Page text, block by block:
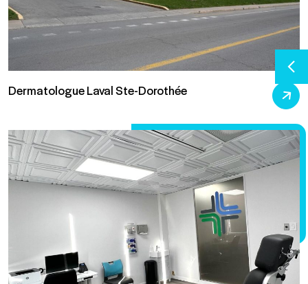
Dermatologue Laval Ste-Dorothée